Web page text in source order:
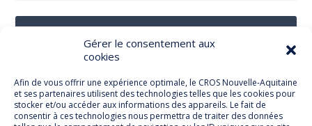
Gérer le consentement aux
cookies
Afin de vous offrir une expérience optimale, le CROS Nouvelle-Aquitaine
et ses partenaires utilisent des technologies telles que les cookies pour
stocker et/ou accéder aux informations des appareils. Le fait de
consentir à ces technologies nous permettra de traiter des données
Facebook